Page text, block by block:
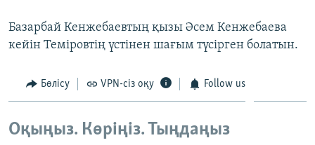
Базарбай Кенжебаевтың қызы Әсем Кенжебаева
кейін Теміровтің үстінен шағым түсірген болатын.
Бөлісу VPN-сіз оқу Follow us
Оқыңыз. Көріңіз. Тыңдаңыз